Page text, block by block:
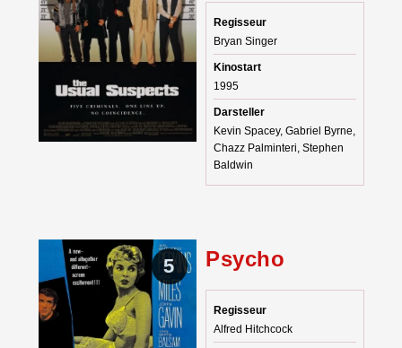
Regisseur
Bryan Singer
Kinostart
1995
Darsteller
Kevin Spacey, Gabriel Byrne,
Chazz Palminteri, Stephen
Baldwin
5 Psycho
Regisseur
Alfred Hitchcock